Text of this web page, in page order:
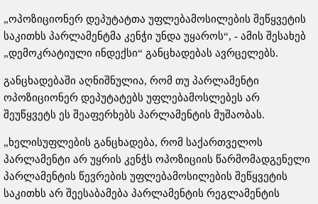
„ოპოზიციონერ დეპუტატთა უფლებამოსილების შეწყვეტის
საკითხს პარლამენტმა კენჭი უნდა უყაროს“, - ამის შესახებ
„დემოკრატიული ინდექსი“ განცხადებას ავრცელებს.
განცხადებაში აღნიშნულია, რომ თუ პარლამენტი
ოპოზიციონერ დეპუტატებს უფლებამოსლებეს არ
შეუწყვეტს ეს შეაფერხებს პარლამენტის მუშაობას.
„ხელისუფლების განცხადება, რომ საქართველოს
პარლამენტი არ უყრის კენჭს ოპოზიციის წარმომადგენელი
პარლამენტის წევრების უფლებამოსილების შეწყვეტის
საკითხს არ შეესაბამება პარლამენტის რეგლამენტის